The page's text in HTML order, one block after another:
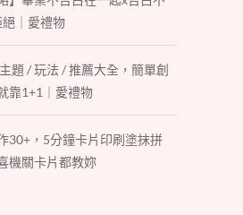
｜愛禮物
題 / 玩法 / 推薦大全，簡單創
靠1+1｜愛禮物
30+，5分鐘卡片印刷塗抹拼
機關卡片都教妳